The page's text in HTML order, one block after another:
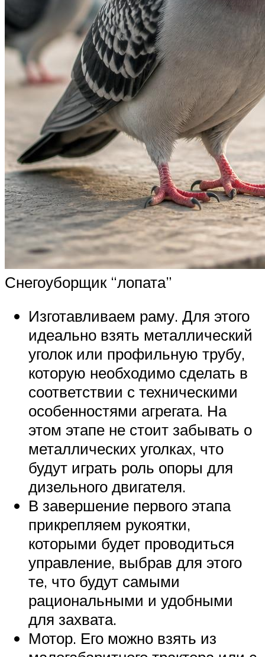
Снегоуборщик “лопата”
Изготавливаем раму. Для этого
идеально взять металлический
уголок или профильную трубу,
которую необходимо сделать в
соответствии с техническими
особенностями агрегата. На
этом этапе не стоит забывать о
металлических уголках, что
будут играть роль опоры для
дизельного двигателя.
В завершение первого этапа
прикрепляем рукоятки,
которыми будет проводиться
управление, выбрав для этого
те, что будут самыми
рациональными и удобными
для захвата.
Мотор. Его можно взять из